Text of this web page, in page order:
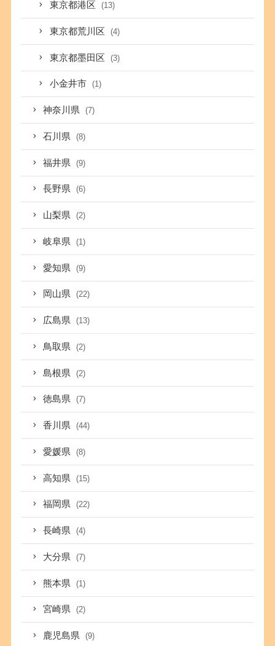
東京都港区 (13)
東京都荒川区 (4)
東京都墨田区 (3)
小金井市 (1)
神奈川県 (7)
石川県 (8)
福井県 (9)
長野県 (6)
山梨県 (2)
岐阜県 (1)
愛知県 (9)
岡山県 (22)
広島県 (13)
鳥取県 (2)
島根県 (2)
徳島県 (7)
香川県 (44)
愛媛県 (8)
高知県 (15)
福岡県 (22)
長崎県 (4)
大分県 (7)
熊本県 (1)
宮崎県 (2)
鹿児島県 (9)